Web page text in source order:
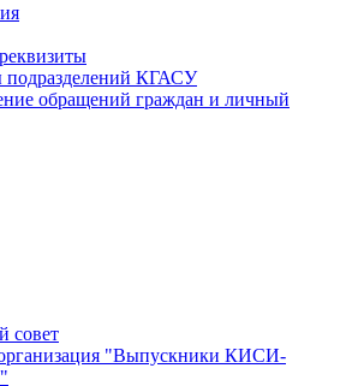
подразделений КГАСУ
обращений граждан и личный
совет
"Выпускники КИСИ-